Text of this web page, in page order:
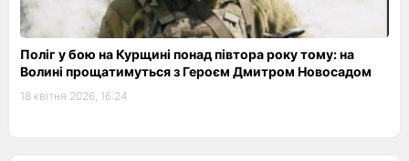
Поліг у бою на Курщині понад півтора року тому: на
Волині прощатимуться з Героєм Дмитром Новосадом
18 квітня 2026, 16:24